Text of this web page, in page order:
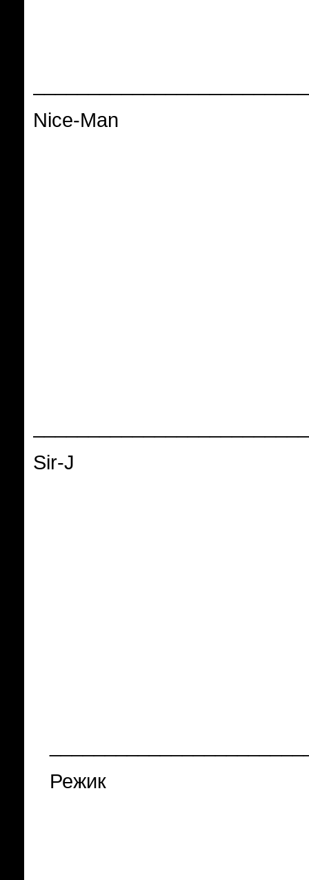
Nice-Man
Sir-J
Режик